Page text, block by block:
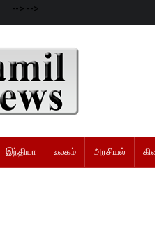
--> -->
இந்தியா உலகம் அரசியல்